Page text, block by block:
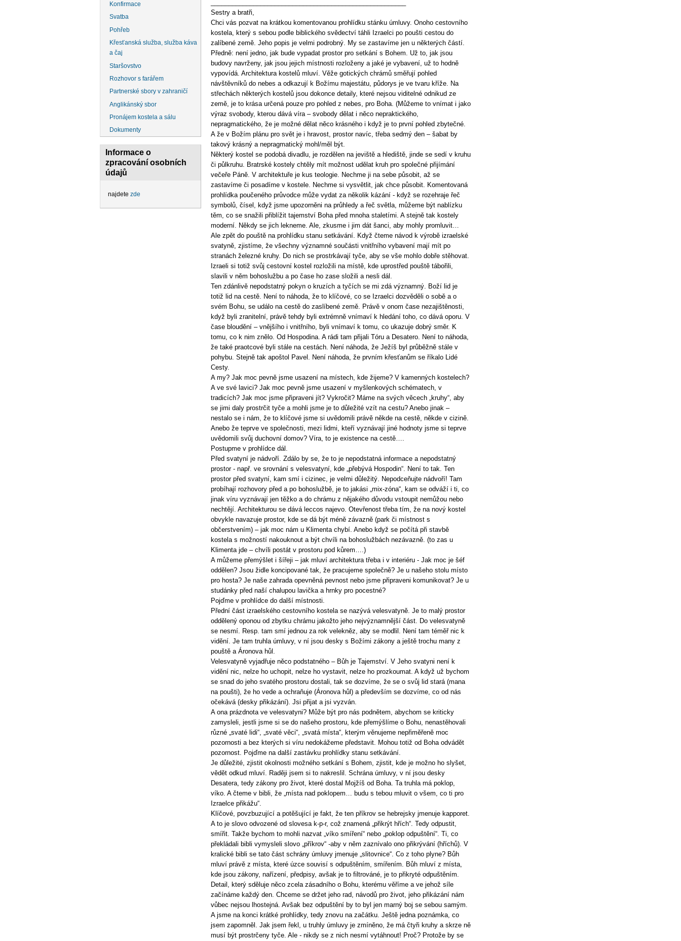
Sestry a bratři,
Chci vás pozvat na krátkou komentovanou prohlídku stánku úmluvy. Onoho cestovního
kostela, který s sebou podle biblického svědectví táhli Izraelci po poušti cestou do
zalíbené země. Jeho popis je velmi podrobný. My se zastavíme jen u některých částí.
Předně: není jedno, jak bude vypadat prostor pro setkání s Bohem. Už to, jak jsou
budovy navrženy, jak jsou jejich místnosti rozloženy a jaké je vybavení, už to hodně
vypovídá. Architektura kostelů mluví. Věže gotických chrámů směřují pohled
návštěvníků do nebes a odkazují k Božímu majestátu, půdorys je ve tvaru kříže. Na
střechách některých kostelů jsou dokonce detaily, které nejsou viditelné odnikud ze
země, je to krása určená pouze pro pohled z nebes, pro Boha. (Můžeme to vnímat i jako
výraz svobody, kterou dává víra – svobody dělat i něco nepraktického,
nepragmatického, že je možné dělat něco krásného i když je to první pohled zbytečné.
A že v Božím plánu pro svět je i hravost, prostor navíc, třeba sedmý den – šabat by
takový krásný a nepragmatický mohl/měl být.
Některý kostel se podobá divadlu, je rozdělen na jeviště a hlediště, jinde se sedí v kruhu
či půlkruhu. Bratrské kostely chtěly mít možnost udělat kruh pro společné přijímání
večeře Páně. V architektuře je kus teologie. Nechme ji na sebe působit, až se
zastavíme či posadíme v kostele. Nechme si vysvětlit, jak chce působit. Komentovaná
prohlídka poučeného průvodce může vydat za několik kázání - když se rozehraje řeč
symbolů, čísel, když jsme upozorněni na průhledy a řeč světla, můžeme být nablízku
těm, co se snažili přiblížit tajemství Boha před mnoha staletími. A stejně tak kostely
moderní. Někdy se jich lekneme. Ale, zkusme i jim dát šanci, aby mohly promluvit…
Ale zpět do pouště na prohlídku stanu setkávání. Když čteme návod k výrobě izraelské
svatyně, zjistíme, že všechny významné součásti vnitřního vybavení mají mít po
stranách železné kruhy. Do nich se prostrkávají tyče, aby se vše mohlo dobře stěhovat.
Izraeli si totiž svůj cestovní kostel rozložili na místě, kde uprostřed pouště tábořili,
slavili v něm bohoslužbu a po čase ho zase složili a nesli dál.
Ten zdánlivě nepodstatný pokyn o kruzích a tyčích se mi zdá významný. Boží lid je
totiž lid na cestě. Není to náhoda, že to klíčové, co se Izraelci dozvěděli o sobě a o
svém Bohu, se událo na cestě do zaslíbené země. Právě v onom čase nezajištěnosti,
když byli zranitelní, právě tehdy byli extrémně vnímaví k hledání toho, co dává oporu. V
čase bloudění – vnějšího i vnitřního, byli vnímaví k tomu, co ukazuje dobrý směr. K
tomu, co k nim znělo. Od Hospodina. A rádi tam přijali Tóru a Desatero. Není to náhoda,
že také praotcové byli stále na cestách. Není náhoda, že Ježíš byl průběžně stále v
pohybu. Stejně tak apoštol Pavel. Není náhoda, že prvním křesťanům se říkalo Lidé
Cesty.
A my? Jak moc pevně jsme usazení na místech, kde žijeme? V kamenných kostelech?
A ve své lavici? Jak moc pevně jsme usazení v myšlenkových schématech, v
tradicích? Jak moc jsme připraveni jít? Vykročit? Máme na svých věcech „kruhy“, aby
se jimi daly prostrčit tyče a mohli jsme je to důležité vzít na cestu? Anebo jinak –
nestalo se i nám, že to klíčové jsme si uvědomili právě někde na cestě, někde v cizině.
Anebo že teprve ve společnosti, mezi lidmi, kteří vyznávají jiné hodnoty jsme si teprve
uvědomili svůj duchovní domov? Víra, to je existence na cestě….
Postupme v prohlídce dál.
Před svatyní je nádvoří. Zdálo by se, že to je nepodstatná informace a nepodstatný
prostor - např. ve srovnání s velesvatyní, kde „přebývá Hospodin“. Není to tak. Ten
prostor před svatyní, kam smí i cizinec, je velmi důležitý. Nepodceňujte nádvoří! Tam
probíhají rozhovory před a po bohoslužbě, je to jakási „mix-zóna“, kam se odváží i ti, co
jinak víru vyznávají jen těžko a do chrámu z nějakého důvodu vstoupit nemůžou nebo
nechtějí. Architekturou se dává leccos najevo. Otevřenost třeba tím, že na nový kostel
obvykle navazuje prostor, kde se dá být méně závazně (park či místnost s
občerstvením) – jak moc nám u Klimenta chybí. Anebo když se počítá při stavbě
kostela s možností nakouknout a být chvíli na bohoslužbách nezávazně. (to zas u
Klimenta jde – chvíli postát v prostoru pod kůrem….)
A můžeme přemýšlet i šířeji – jak mluví architektura třeba i v interiéru - Jak moc je šéf
oddělen? Jsou židle koncipované tak, že pracujeme společně? Je u našeho stolu místo
pro hosta? Je naše zahrada opevněná pevnost nebo jsme připraveni komunikovat? Je u
studánky před naší chalupou lavička a hrnky pro pocestné?
Pojďme v prohlídce do další místnosti.
Přední část izraelského cestovního kostela se nazývá velesvatyně. Je to malý prostor
oddělený oponou od zbytku chrámu jakožto jeho nejvýznamnější část. Do velesvatyně
se nesmí. Resp. tam smí jednou za rok velekněz, aby se modlil. Není tam téměř nic k
vidění. Je tam truhla úmluvy, v ní jsou desky s Božími zákony a ještě trochu many z
pouště a Áronova hůl.
Velesvatyně vyjadřuje něco podstatného – Bůh je Tajemství. V Jeho svatyni není k
vidění nic, nelze ho uchopit, nelze ho vystavit, nelze ho prozkoumat. A když už bychom
se snad do jeho svatého prostoru dostali, tak se dozvíme, že se o svůj lid stará (mana
na poušti), že ho vede a ochraňuje (Áronova hůl) a především se dozvíme, co od nás
očekává (desky přikázání). Jsi přijat a jsi vyzván.
A ona prázdnota ve velesvatyni? Může být pro nás podnětem, abychom se kriticky
zamysleli, jestli jsme si se do našeho prostoru, kde přemýšlíme o Bohu, nenastěhovali
různé „svaté lidi“, „svaté věci“, „svatá místa“, kterým věnujeme nepřiměřeně moc
pozornosti a bez kterých si víru nedokážeme představit. Mohou totiž od Boha odvádět
pozornost. Pojďme na další zastávku prohlídky stanu setkávání.
Je důležité, zjistit okolnosti možného setkání s Bohem, zjistit, kde je možno ho slyšet,
vědět odkud mluví. Raději jsem si to nakreslil. Schrána úmluvy, v ní jsou desky
Desatera, tedy zákony pro život, které dostal Mojžíš od Boha. Ta truhla má poklop,
víko. A čteme v bibli, že „místa nad poklopem… budu s tebou mluvit o všem, co ti pro
Izraelce přikážu“.
Klíčové, povzbuzující a potěšující je fakt, že ten příkrov se hebrejsky jmenuje kapporet.
A to je slovo odvozené od slovesa k-p-r, což znamená „přikrýt hřích“. Tedy odpustit,
smířit. Takže bychom to mohli nazvat „víko smíření“ nebo „poklop odpuštění“. Ti, co
překládali bibli vymysleli slovo „příkrov“ -aby v něm zaznívalo ono přikrývání (hříchů). V
kralické bibli se tato část schrány úmluvy jmenuje „slitovnice“. Co z toho plyne? Bůh
mluví právě z místa, které úzce souvisí s odpuštěním, smířením. Bůh mluví z místa,
kde jsou zákony, nařízení, předpisy, avšak je to filtrováné, je to přikryté odpuštěním.
Detail, který sděluje něco zcela zásadního o Bohu, kterému věříme a ve jehož síle
začínáme každý den. Chceme se držet jeho rad, návodů pro život, jeho přikázání nám
vůbec nejsou lhostejná. Avšak bez odpuštění by to byl jen marný boj se sebou samým.
A jsme na konci krátké prohlídky, tedy znovu na začátku. Ještě jedna poznámka, co
jsem zapomněl. Jak jsem řekl, u truhly úmluvy je zmíněno, že má čtyři kruhy a skrze ně
musí být prostrčeny tyče. Ale - nikdy se z nich nesmí vytáhnout! Proč? Protože by se
Konfirmace
Svatba
Pohřeb
Křesťanská služba, služba káva
a čaj
Staršovstvo
Rozhovor s farářem
Partnerské sbory v zahraničí
Anglikánský sbor
Pronájem kostela a sálu
Dokumenty
Informace o
zpracování osobních
údajů
najdete zde